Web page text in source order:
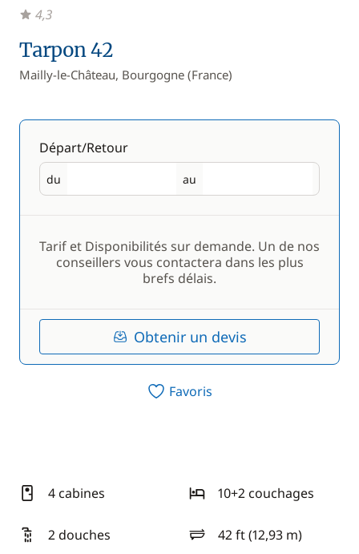
Tarpon 42
Mailly-le-Château, Bourgogne (France)
4,3
Départ/Retour
du
Départ au
Retour
Tarif et Disponibilités sur demande. Un de nos
conseillers vous contactera dans les plus
brefs délais.
Obtenir un devis
Favoris
4 cabines 10+2 couchages
2 douches 42 ft (12,93 m)
longueur